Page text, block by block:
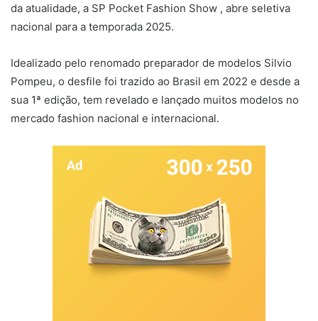
da atualidade, a SP Pocket Fashion Show , abre seletiva
nacional para a temporada 2025.
Idealizado pelo renomado preparador de modelos Silvio
Pompeu, o desfile foi trazido ao Brasil em 2022 e desde a
sua 1ª edição, tem revelado e lançado muitos modelos no
mercado fashion nacional e internacional.